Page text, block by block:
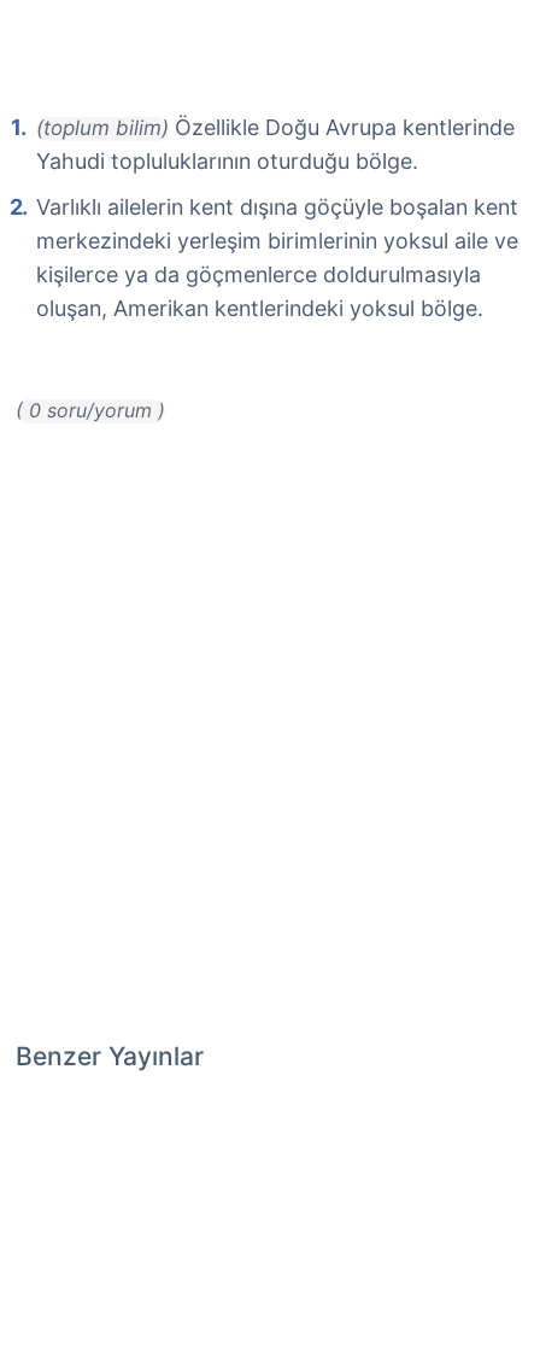
(toplum bilim) Özellikle Doğu Avrupa kentlerinde
Yahudi topluluklarının oturduğu bölge.
Varlıklı ailelerin kent dışına göçüyle boşalan kent
merkezindeki yerleşim birimlerinin yoksul aile ve
kişilerce ya da göçmenlerce doldurulmasıyla
oluşan, Amerikan kentlerindeki yoksul bölge.
( 0 soru/yorum )
Benzer Yayınlar